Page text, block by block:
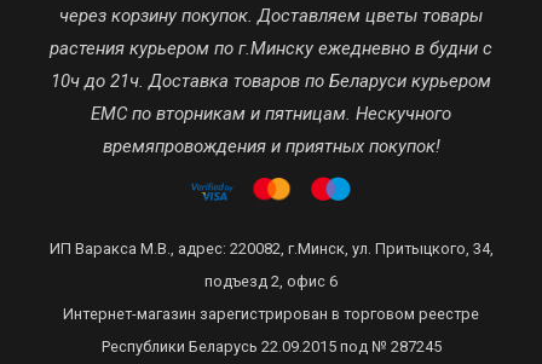
через корзину покупок. Доставляем цветы товары
растения курьером по г.Минску ежедневно в будни с
10ч до 21ч. Доставка товаров по Беларуси курьером
ЕМС по вторникам и пятницам. Нескучного
времяпровождения и приятных покупок!
ИП Варакса М.В., адрес: 220082, г.Минск, ул. Притыцкого, 34,
подъезд 2, офис 6
Интернет-магазин зарегистрирован в торговом реестре
Республики Беларусь 22.09.2015 под № 287245